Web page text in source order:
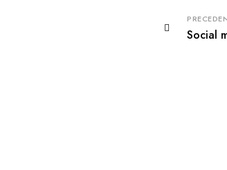
Social